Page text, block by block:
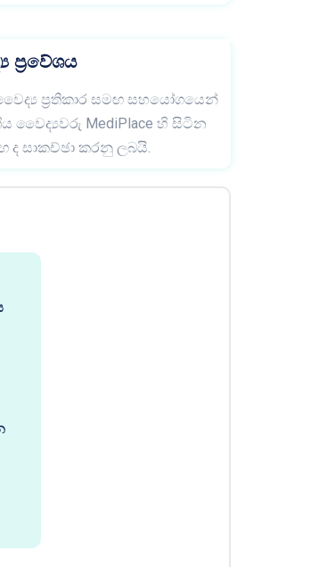
ප්‍රවේශය
ප්‍රතිකාර සමඟ සහයෝගයෙන්
වෛද්‍යවරු MediPlace හි සිටින
ද සාකච්ඡා කරනු ලබයි.